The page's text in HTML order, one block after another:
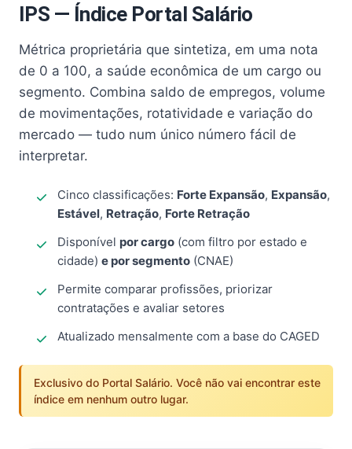
IPS — Índice Portal Salário
Métrica proprietária que sintetiza, em uma nota
de 0 a 100, a saúde econômica de um cargo ou
segmento. Combina saldo de empregos, volume
de movimentações, rotatividade e variação do
mercado — tudo num único número fácil de
interpretar.
Cinco classificações: Forte Expansão, Expansão,
Estável, Retração, Forte Retração
Disponível por cargo (com filtro por estado e
cidade) e por segmento (CNAE)
Permite comparar profissões, priorizar
contratações e avaliar setores
Atualizado mensalmente com a base do CAGED
Exclusivo do Portal Salário. Você não vai encontrar este
índice em nenhum outro lugar.